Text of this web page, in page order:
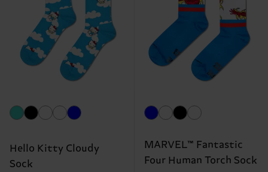
Hello Kitty Cloudy
Sock
MARVEL™ Fantastic
Four Human Torch Sock